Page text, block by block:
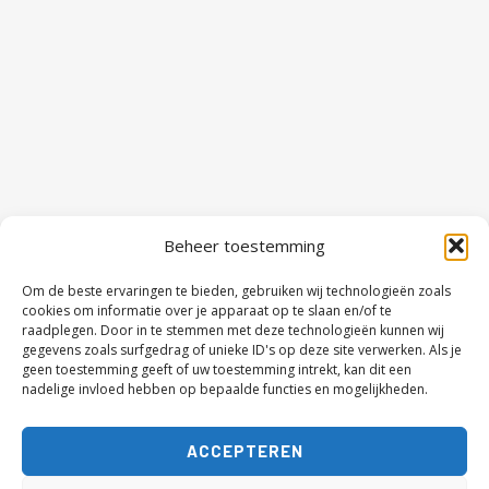
Beheer toestemming
Om de beste ervaringen te bieden, gebruiken wij technologieën zoals
cookies om informatie over je apparaat op te slaan en/of te
raadplegen. Door in te stemmen met deze technologieën kunnen wij
gegevens zoals surfgedrag of unieke ID's op deze site verwerken. Als je
geen toestemming geeft of uw toestemming intrekt, kan dit een
nadelige invloed hebben op bepaalde functies en mogelijkheden.
ACCEPTEREN
CAPSULE WARDROBE OOK EEN GOED IDEE
VOOR TIENERS?